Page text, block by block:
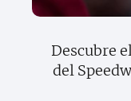
Descubre
del